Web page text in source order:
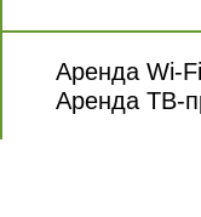
Аренда Wi-
Аренда ТВ-